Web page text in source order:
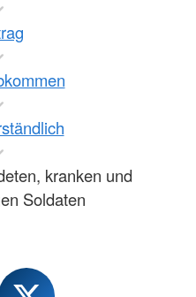
kranken und
Soldaten